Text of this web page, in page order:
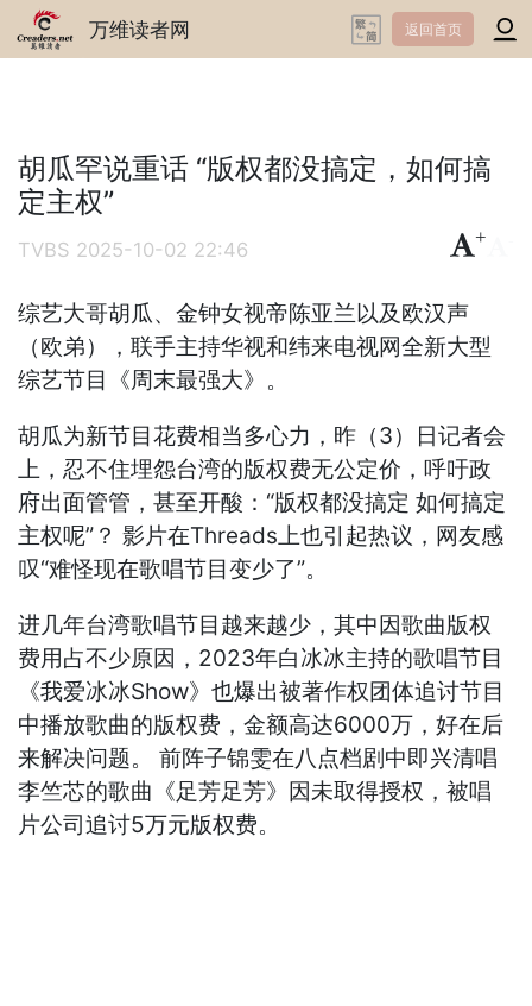
万维读者网 返回首页
胡瓜罕说重话 “版权都没搞定，如何搞
定主权”
TVBS 2025-10-02 22:46
+
综艺大哥胡瓜、金钟女视帝陈亚兰以及欧汉声
（欧弟），联手主持华视和纬来电视网全新大型
综艺节目《周末最强大》。
胡瓜为新节目花费相当多心力，昨（3）日记者会
上，忍不住埋怨台湾的版权费无公定价，呼吁政
府出面管管，甚至开酸：“版权都没搞定 如何搞定
主权呢”？ 影片在Threads上也引起热议，网友感
叹“难怪现在歌唱节目变少了”。
进几年台湾歌唱节目越来越少，其中因歌曲版权
费用占不少原因，2023年白冰冰主持的歌唱节目
《我爱冰冰Show》也爆出被著作权团体追讨节目
中播放歌曲的版权费，金额高达6000万，好在后
来解决问题。 前阵子锦雯在八点档剧中即兴清唱
李竺芯的歌曲《足芳足芳》因未取得授权，被唱
片公司追讨5万元版权费。